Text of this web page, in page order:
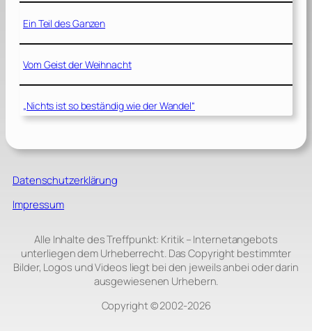
Ein Teil des Ganzen
Vom Geist der Weihnacht
„Nichts ist so beständig wie der Wandel“
Datenschutzerklärung
Impressum
Alle Inhalte des Treffpunkt: Kritik – Internetangebots
unterliegen dem Urheberrecht. Das Copyright bestimmter
Bilder, Logos und Videos liegt bei den jeweils anbei oder darin
ausgewiesenen Urhebern.
Copyright © 2002‑2026